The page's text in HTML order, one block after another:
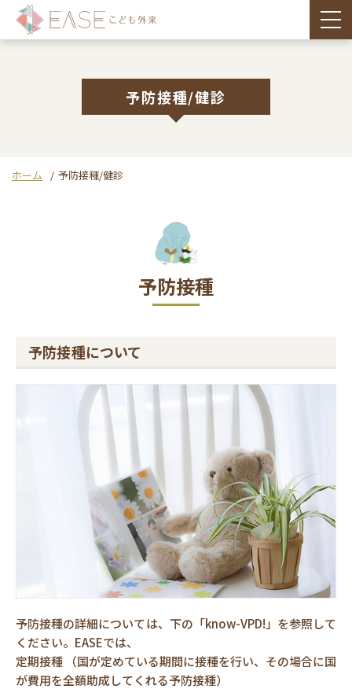
予防接種/健診
ホーム 予防接種/健診
予防接種
予防接種について
予防接種の詳細については、下の「know-VPD!」を参照して
ください。EASEでは、
定期接種 （国が定めている期間に接種を行い、その場合に国
が費用を全額助成してくれる予防接種）